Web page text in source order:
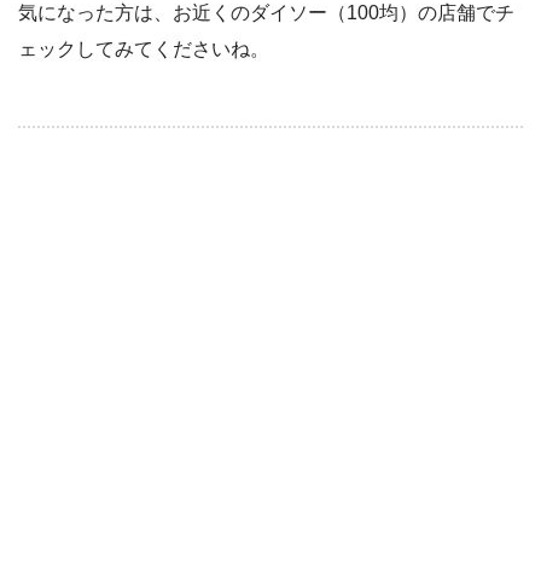
気になった方は、お近くのダイソー（100均）の店舗でチ
ェックしてみてくださいね。